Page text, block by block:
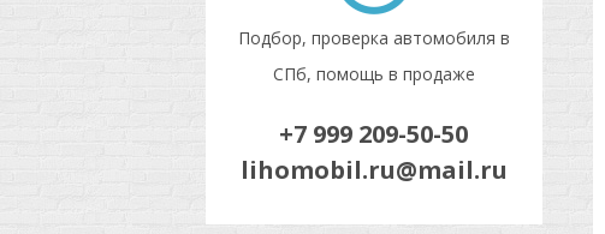
Подбор, проверка автомобиля в
СПб, помощь в продаже
+7 999 209-50-50
lihomobil.ru@mail.ru